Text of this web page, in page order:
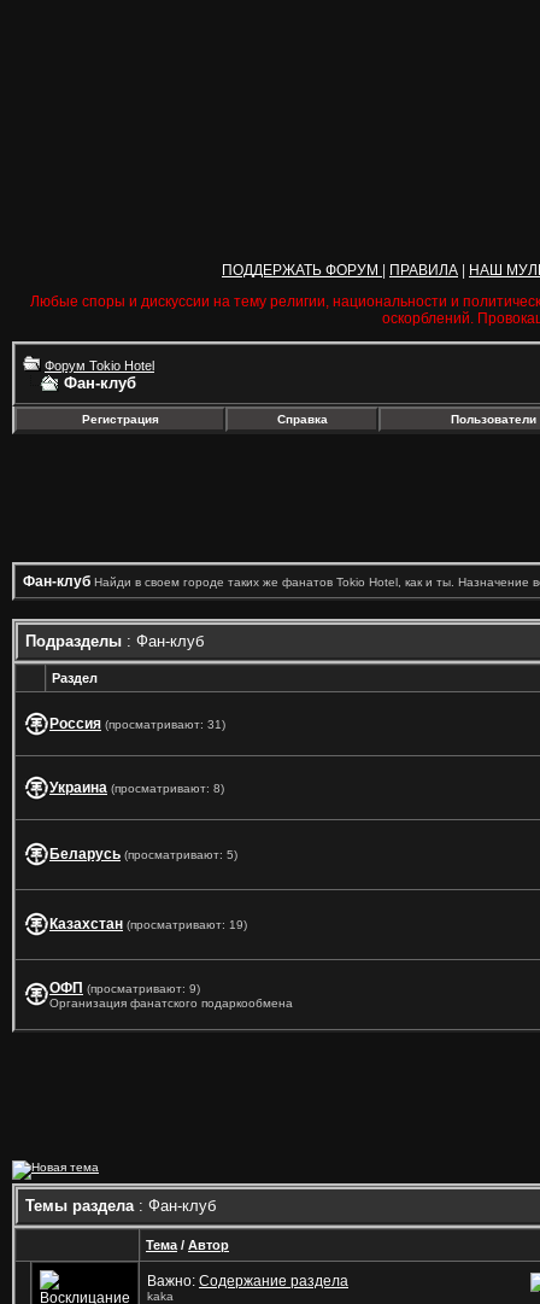
ПОДДЕРЖАТЬ ФОРУМ ПРАВИЛА
НАШ
Любые споры и дискуссии на тему религии, национальности и
оскорблений.
Форум Tokio Hotel
Фан-клуб
Регистрация Справка Пользователи
Фан-клуб Найди в своем городе таких же фанатов Tokio Hotel, как и ты. Назначение
Подразделы : Фан-клуб
Раздел
Россия (просматривают: 31)
Украина (просматривают: 8)
Беларусь (просматривают: 5)
Казахстан (просматривают: 19)
ОФП (просматривают: 9)
Организация фанатского подаркообмена
Темы раздела: Фан-клуб
Тема / Автор
Важно: Содержание раздела
kaka